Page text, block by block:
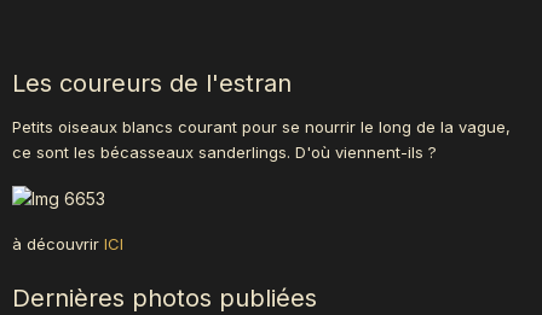
Les coureurs de l'estran
Petits oiseaux blancs courant pour se nourrir le long de la vague,
ce sont les bécasseaux sanderlings. D'où viennent-ils ?
à découvrir ICI
Dernières photos publiées